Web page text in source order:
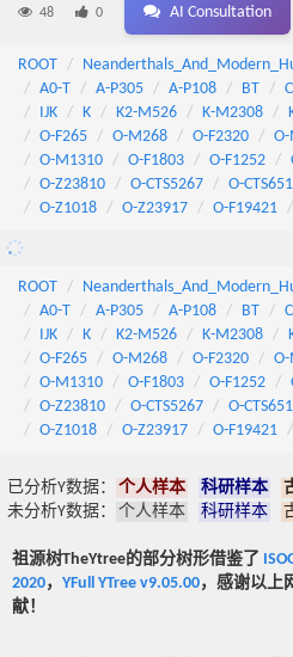
48 0 AI Consultation
ROOT
A0-T
A-P305 A-P108 BT
IJK
K K2-M526 K-M2308
O-F265
O-M268 O-F2320
O-M1310
O-F1803 O-F1252
O-Z23810
O-CTS5267 O-CTS651
O-Z1018
O-Z23917 O-F19421
ROOT
A0-T
A-P305 A-P108 BT
IJK
K K2-M526 K-M2308
O-F265
O-M268 O-F2320
O-M1310
O-F1803 O-F1252
O-Z23810
O-CTS5267 O-CTS651
O-Z1018
O-Z23917 O-F19421
已分析Y数据： 个人样本 科研样本
未分析Y数据：
个人样本 科研样本
祖源树TheYtree的部分树形借鉴了
2020， YFull YTree v9.05.00，感谢以上
献！